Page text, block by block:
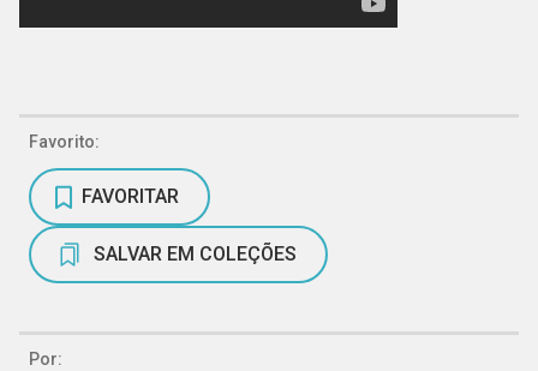
Favorito:
FAVORITAR
SALVAR EM COLEÇÕES
Por: